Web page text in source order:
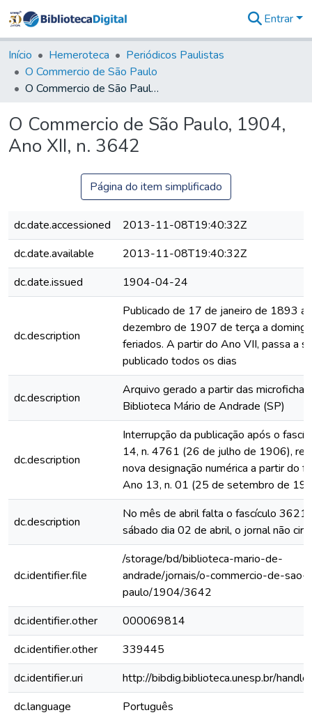
&
Coleções
Tudo na
Biblioteca
Estatísticas
Entrar
Início Hemeroteca
Periódicos Paulistas
O Commercio de São Paulo
O Commercio de São Paulo, 1904, Ano XII, n. 3642
O Commercio de São Paulo, 1904,
Ano XII, n. 3642
Página do item simplificado
dc.date.accessioned
2013-11-08T19:40:32Z
dc.date.available
2013-11-08T19:40:32Z
dc.date.issued
1904-04-24
dc.description
Publicado de 17 de janeiro de 1893 a
dezembro de 1907 de terça a
feriados. A partir do Ano VII, passa a
publicado todos os dias
dc.description
Arquivo gerado a partir das
Biblioteca Mário de Andrade (SP)
dc.description
Interrupção da publicação após o
14, n. 4761 (26 de julho de 1906),
nova designação numérica a partir do
Ano 13, n. 01 (25 de setembro de
dc.description
No mês de abril falta o fascículo
sábado dia 02 de abril, o jornal não
dc.identifier.file
/storage/bd/biblioteca-mario-de-
andrade/jornais/o-commercio-de-sao-
paulo/1904/3642
dc.identifier.other
000069814
dc.identifier.other
339445
dc.identifier.uri
http://bibdig.biblioteca.unesp.br/
dc.language
Português